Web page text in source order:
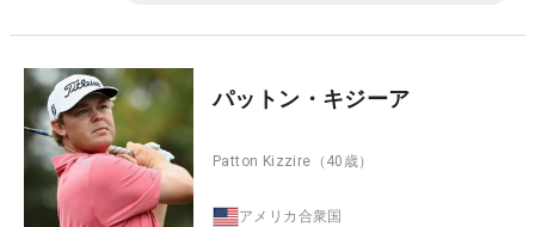
パットン・キジーア
Patton Kizzire （40歳）
アメリカ合衆国